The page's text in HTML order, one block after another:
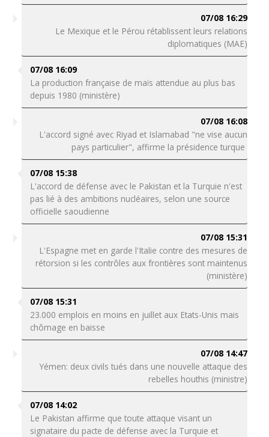
07/08 16:29
Le Mexique et le Pérou rétablissent leurs relations
diplomatiques (MAE)
07/08 16:09
La production française de maïs attendue au plus bas
depuis 1980 (ministère)
07/08 16:08
L'accord signé avec Riyad et Islamabad "ne vise aucun
pays particulier", affirme la présidence turque
07/08 15:38
L'accord de défense avec le Pakistan et la Turquie n'est
pas lié à des ambitions nucléaires, selon une source
officielle saoudienne
07/08 15:31
L'Espagne met en garde l'Italie contre des mesures de
rétorsion si les contrôles aux frontières sont maintenus
(ministère)
07/08 15:31
23.000 emplois en moins en juillet aux Etats-Unis mais
chômage en baisse
07/08 14:47
Yémen: deux civils tués dans une nouvelle attaque des
rebelles houthis (ministre)
07/08 14:02
Le Pakistan affirme que toute attaque visant un
signataire du pacte de défense avec la Turquie et